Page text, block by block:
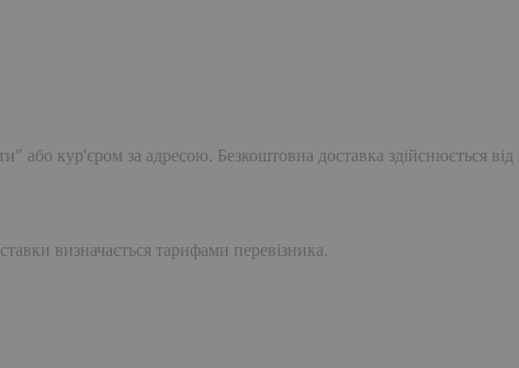
або кур'єром за адресою. Безкоштовна доставка здійснюється
визначається тарифами перевізника.